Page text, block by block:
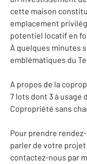
cette maison
emplacement
potentiel locatif en
À quelques minutes
emblématiques du
A propos de la
7 lots dont 3 à usage
Copropriété sans
Pour prendre
parler de votre
contactez-nous par